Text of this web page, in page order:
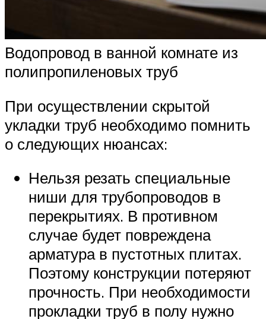
Водопровод в ванной комнате из
полипропиленовых труб
При осуществлении скрытой
укладки труб необходимо помнить
о следующих нюансах:
Нельзя резать специальные
ниши для трубопроводов в
перекрытиях. В противном
случае будет повреждена
арматура в пустотных плитах.
Поэтому конструкции потеряют
прочность. При необходимости
прокладки труб в полу нужно